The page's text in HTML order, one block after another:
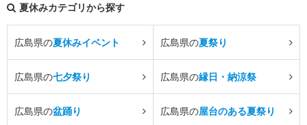
夏休みカテゴリから探す
広島県の夏休みイベント 広島県の夏祭り
広島県の七夕祭り 広島県の縁日・納涼祭
広島県の盆踊り 広島県の屋台のある夏祭り